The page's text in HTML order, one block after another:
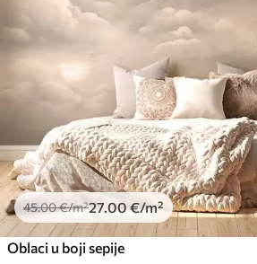
45.00€/m²27 .00 €/m²
Oblaci u boji sepije